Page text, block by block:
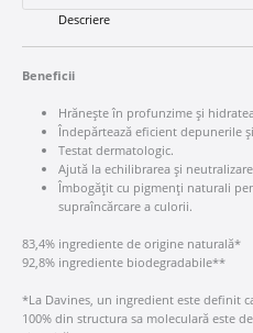
Descriere
Beneficii
Hrănește în profunzime și
Îndepărtează eficient depunerile
Testat dermatologic.
Ajută la echilibrarea și
Îmbogățit cu pigmenți naturali
supraîncărcare a culorii.
83,4% ingrediente de origine naturală*
92,8% ingrediente biodegradabile**
*La Davines, un ingredient este definit
100% din structura sa moleculară este